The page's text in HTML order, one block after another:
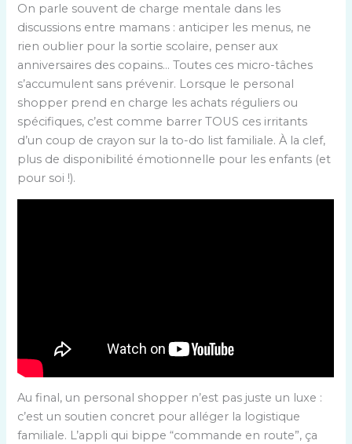
On parle souvent de charge mentale dans les
discussions entre mamans : anticiper les menus, ne
rien oublier pour la sortie scolaire, penser aux
anniversaires des copains… Toutes ces micro-tâches
s’accumulent sans prévenir. Lorsque le personal
shopper prend en charge les achats réguliers ou
spécifiques, c’est comme barrer TOUS ces irritants
d’un coup de crayon sur la to-do list familiale. À la clef,
plus de disponibilité émotionnelle pour les enfants (et
pour soi !).
Au final, un personal shopper n’est pas juste un luxe :
c’est un soutien concret pour alléger la logistique
familiale. L’appli qui bippe “commande en route”, ça